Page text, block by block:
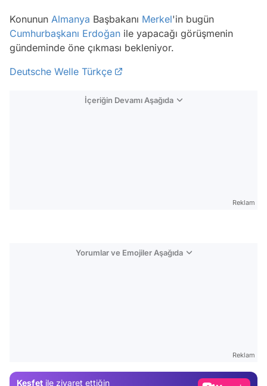
Konunun Almanya Başbakanı Merkel'in bugün
Cumhurbaşkanı Erdoğan ile yapacağı görüşmenin
gündeminde öne çıkması bekleniyor.
Deutsche Welle Türkçe
İçeriğin Devamı Aşağıda
Reklam
Yorumlar ve Emojiler Aşağıda
Reklam
Keşfet ile ziyaret ettiğin